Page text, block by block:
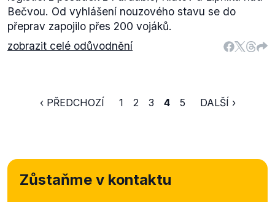
Bečvou. Od vyhlášení nouzového stavu se do
přeprav zapojilo přes 200 vojáků.
zobrazit celé odůvodnění
‹ PŘEDCHOZÍ 1 2 3 4 5 DALŠÍ ›
Zůstaňme v kontaktu